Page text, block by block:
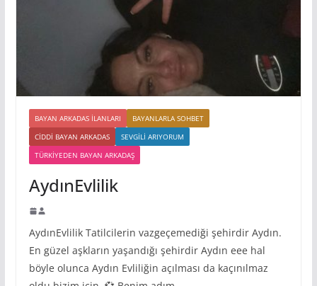
BAYAN ARKADAS ILANLARI
BAYANLARLA SOHBET
CIDDI BAYAN ARKADAS
SEVGILI ARIYORUM
TÜRKIYEDEN BAYAN ARKADAŞ
AydınEvlilik
AydınEvlilik Tatilcilerin vazgeçemediği şehirdir Aydın.
En güzel aşkların yaşandığı şehirdir Aydın eee hal
böyle olunca Aydın Evliliğin açılması da kaçınılmaz